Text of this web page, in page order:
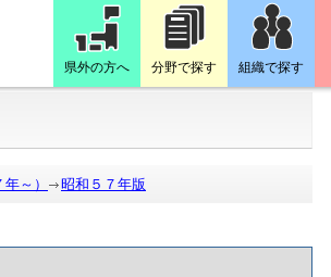
県外の方へ 分野で探す 組織で探す
～） 昭和５７年版